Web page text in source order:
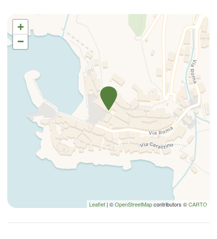
+
−
Leaflet | ©OpenStreetMapcontributors ©CARTO